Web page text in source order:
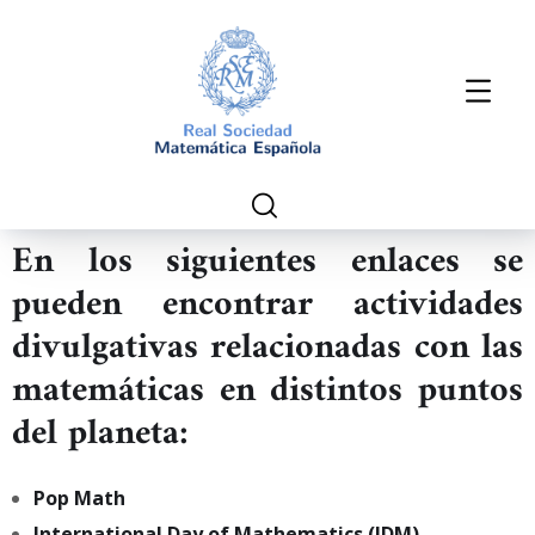
En los siguientes enlaces se
pueden encontrar actividades
divulgativas relacionadas con las
matemáticas en distintos puntos
del planeta:
Pop Math